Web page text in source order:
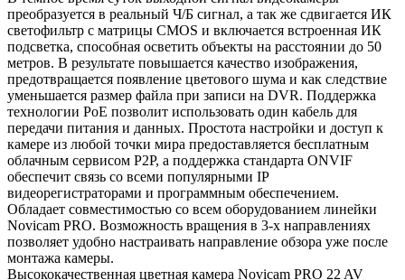
преобразуется в реальный Ч/Б сигнал, а так же сдвигается ИК
светофильтр с матрицы CMOS и включается встроенная ИК
подсветка, способная осветить объекты на расстоянии до 50
метров. В результате повышается качество изображения,
предотвращается появление цветового шума и как следствие
уменьшается размер файла при записи на DVR. Поддержка
технологии РоЕ позволит использовать один кабель для
передачи питания и данных. Простота настройки и доступ к
камере из любой точки мира предоставляется бесплатным
облачным сервисом P2P, а поддержка стандарта ONVIF
обеспечит связь со всеми популярными IP
видеорегистраторами и программным обеспечением.
Обладает совместимостью со всем оборудованием линейки
Novicam PRO. Возможность вращения в 3-х направлениях
позволяет удобно настраивать направление обзора уже после
монтажа камеры.
Высококачественная цветная камера Novicam PRO 22 AV